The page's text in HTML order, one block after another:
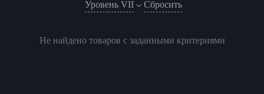
Уровень VII Сбросить
Не найдено товаров с заданными критериями